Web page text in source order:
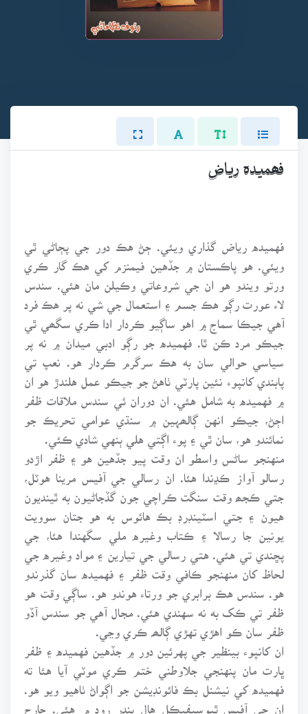
فھميدہ رياض
فهميده رياض گذاري ويئي. ڄڻ هڪ دور جي پڄاڻي ٿي
ويئي. هو پاڪستان ۾ جڏهين فيمنزم کي هڪ گار ڪري
ورتو ويندو هو ان جي شروعاتي وڪيلن مان هئي. سندس
لاء عورت رڳو هڪ جسم ۽ استعمال جي شي نه پر هڪ فرد
آهي جيڪا سماج ۾ اهو ساڳيو ڪردار ادا ڪري سگھي ٿي
جيڪو مرد ڪن ٿا. فهميده جو رڳو ادبي ميدان ۾ نه پر
سياسي حوالي سان به هڪ سرگرم ڪردار هو. نعپ تي
پابندي کانپوء نئين پارٽي ٺاهڻ جو جيڪو عمل هلندڙ هو ان
۾ فهميده به شامل هئي. ان دوران ئي سندس ملاقات ظفر
اڄڻ، جيڪو انهن ڳالھہين ۾ سنڌي عوامي تحريڪ جو
نمائندو هو، سان ٿي ۽ پوء اڳتي هلي ٻنهي شادي ڪئي.
منهنجو ساڻس واسطو ان وقت پيو جڏهين هو ۽ ظفر اڙدو
رسالو آواز ڪڍندا هئا. ان رسالي جي آفيس مرينا هوٽل،
جتي ڪجھ وقت سنگت ڪراچي جون گڏجاڻيون به ٿينديون
هيون ۽ جتي اسٽينڊرڊ بڪ هائوس به هو جتان سوويت
يونين جا رسالا ۽ ڪتاب وغيره ملي سگهندا هئا، جي
پڇندي تي هئي. هتي رسالي جي تيارين ۽ مواد وغيره جي
لحاظ کان منهنجو ڪافي وقت ظفر ۽ فهميده سان گذرندو
هو. سندس هڪ برابري جو ورتاء هوندو هو. ساڳي وقت هو
ظفر تي ڪک به نه سهندي هئي. مجال آهي جو سندس آڏو
ظفر سان ڪو اهڙي تهڙي ڳالھہ ڪري وڃي.
ان کانپوء بينظير جي پهرئين دور ۾ جڏهين فهميده ۽ ظفر
ڀارت مان پنهنجي جلاوطني ختم ڪري موٽي آيا هئا ته
فهميده کي نيشنل بڪ فائونڊيشن جو اڳواڻ ٺاهيو ويو هو.
ان جي آفيس ٿيوسيفيڪل هال بندر روڊ ۾ هئي. چارج